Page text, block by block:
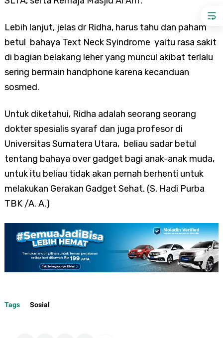
Lebih lanjut, jelas dr Ridha, harus tahu dan paham
betul bahaya Text Neck Syindrome yaitu rasa sakit
di bagian belakang leher yang muncul akibat terlalu
sering bermain handphone karena kecanduan
sosmed.
Untuk diketahui, Ridha adalah seorang seorang
dokter spesialis syaraf dan juga profesor di
Universitas Sumatera Utara, beliau sadar betul
tentang bahaya over gadget bagi anak-anak muda,
untuk itu beliau tidak akan pernah berhenti untuk
melakukan Gerakan Gadget Sehat. (S. Hadi Purba
TBK /A. A.)
Tags Sosial